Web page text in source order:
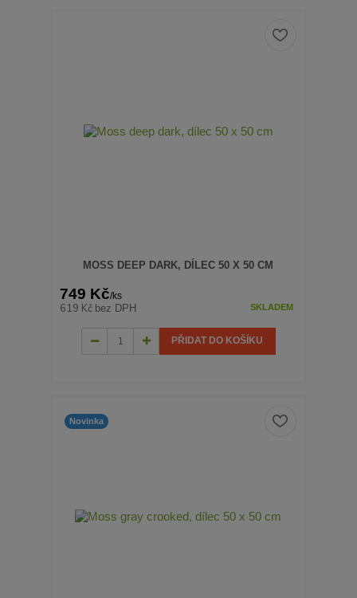
MOSS DEEP DARK, DÍLEC 50 X 50 CM
749 Kč/ks
619 Kč bez DPH SKLADEM
PŘIDAT DO KOŠÍKU
Novinka